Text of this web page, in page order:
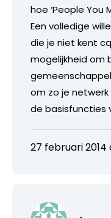
hoe ‘People You
Een volledige
die je niet kent
mogelijkheid om
om zo je
de basisfuncties
27 februari 2014